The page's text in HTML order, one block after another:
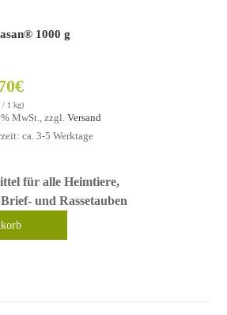
1000 g
€
/ 1 kg)
MwSt., zzgl.Versand
ca. 3-5 Werktage
für alle Heimtiere,
und Rassetauben